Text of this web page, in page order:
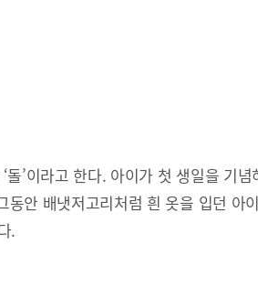
’이라고 한다. 아이가 첫 생일을 기념
안 배냇저고리처럼 흰 옷을 입던 아
.